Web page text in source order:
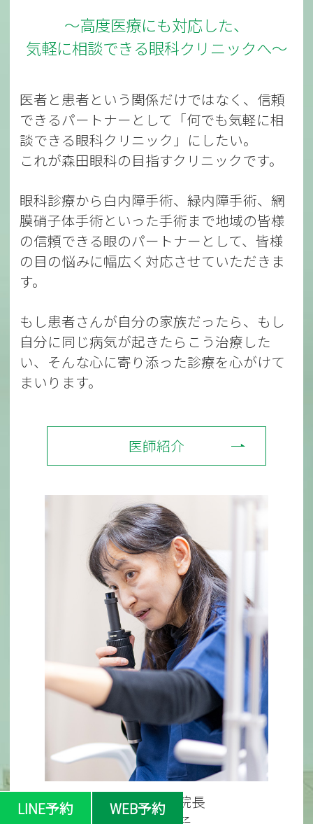
～高度医療にも対応した、
気軽に相談できる眼科クリニックへ～
医者と患者という関係だけではなく、信頼
できるパートナーとして「何でも気軽に相
談できる眼科クリニック」にしたい。
これが森田眼科の目指すクリニックです。
眼科診療から白内障手術、緑内障手術、網
膜硝子体手術といった手術まで地域の皆様
の信頼できる眼のパートナーとして、皆様
の目の悩みに幅広く対応させていただきま
す。
もし患者さんが自分の家族だったら、もし
自分に同じ病気が起きたらこう治療した
い、そんな心に寄り添った診療を心がけて
まいります。
医師紹介
森田眼科 院長
LINE予約 WEB予約